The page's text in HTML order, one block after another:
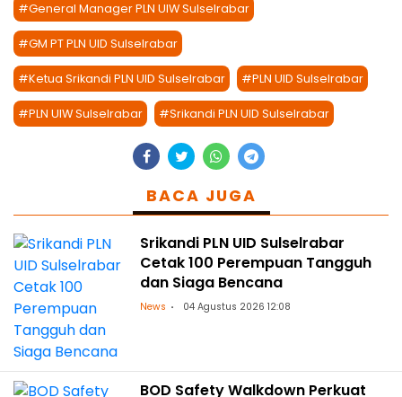
#General Manager PLN UIW Sulselrabar
#GM PT PLN UID Sulselrabar
#Ketua Srikandi PLN UID Sulselrabar #PLN UID Sulselrabar
#PLN UIW Sulselrabar #Srikandi PLN UID Sulselrabar
BACA JUGA
Srikandi PLN UID Sulselrabar
Cetak 100 Perempuan Tangguh
dan Siaga Bencana
News 04 Agustus 2026 12:08
BOD Safety Walkdown Perkuat